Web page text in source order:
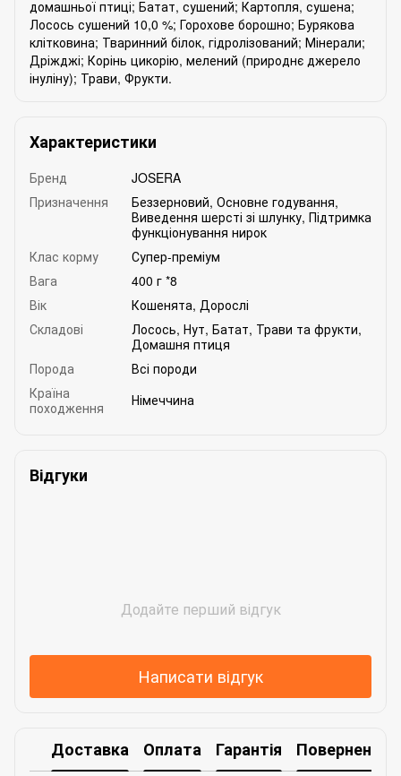
домашньої птиці; Батат, сушений; Картопля, сушена;
Лосось сушений 10,0 %; Горохове борошно; Бурякова
клітковина; Тваринний білок, гідролізований; Мінерали;
Дріжджі; Корінь цикорію, мелений (природнє джерело
інуліну); Трави, Фрукти.
Характеристики
Бренд
JOSERA
Призначення
Беззерновий, Основне годування,
Виведення шерсті зі шлунку, Підтримка
функціонування нирок
Клас корму
Супер-преміум
Вага
400 г *8
Вік
Кошенята, Дорослі
Складові
Лосось, Нут, Батат, Трави та фрукти,
Домашня птиця
Порода
Всі породи
Країна
походження
Німеччина
Відгуки
Додайте перший відгук
Написати відгук
Доставка Оплата Гарантія Повернення